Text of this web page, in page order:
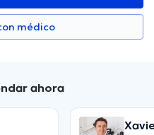
médico
ahora